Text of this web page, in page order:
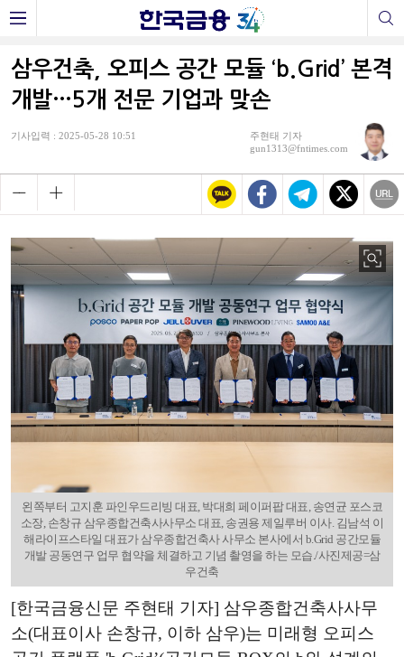
삼우건축, 오피스 공간 모듈 ‘b.Grid’ 본격
개발…5개 전문 기업과 맞손
기사입력 : 2025-05-28 10:51
주현태 기자
gun1313@fntimes.com
왼쪽부터 고지훈 파인우드리빙 대표, 박대희 페이퍼팝 대표, 송연균 포스코
소장, 손창규 삼우종합건축사사무소 대표, 송권용 제일루버 이사. 김남석 이
해라이프스타일 대표가 삼우종합건축사 사무소 본사에서 b.Grid 공간모듈
개발 공동연구 업무 협약을 체결하고 기념 촬영을 하는 모습./사진제공=삼
우건축
[한국금융신문 주현태 기자] 삼우종합건축사사무
소(대표이사 손창규, 이하 삼우)는 미래형 오피스